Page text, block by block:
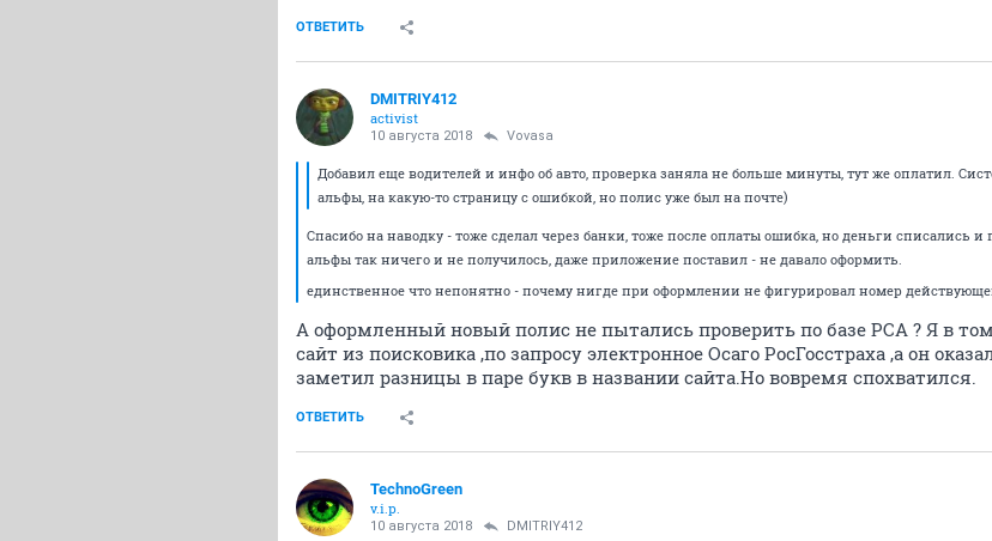
ОТВЕТИТЬ
DMITRIY412
activist
10 августа 2018 Vovasa
Добавил еще водителей и инфо об авто, проверка заняла не больше минуты, тут же оплатил.
альфы, на какую-то страницу с ошибкой, но полис уже был на почте)
Спасибо на наводку - тоже сделал через банки, тоже после оплаты ошибка, но деньги списались
альфы так ничего и не получилось, даже приложение поставил - не давало оформить.
единственное что непонятно - почему нигде при оформлении не фигурировал номер
А оформленный новый полис не пытались проверить по базе РСА ? Я в
сайт из поисковика ,по запросу электронное Осаго РосГосстраха ,а он
заметил разницы в паре букв в названии сайта.Но вовремя спохватился.
ОТВЕТИТЬ
TechnoGreen
v.i.p.
10 августа 2018 DMITRIY412